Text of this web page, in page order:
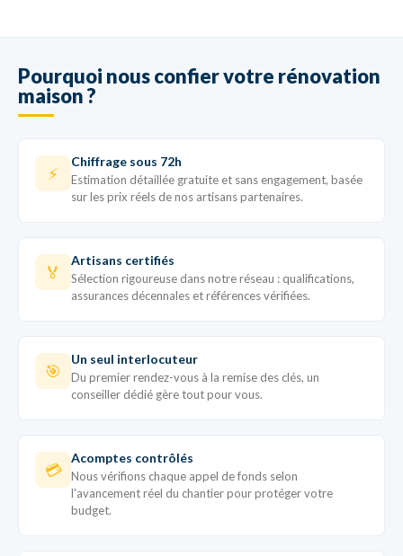
Pourquoi nous confier votre rénovation
maison ?
⚡
Chiffrage sous 72h
Estimation détaillée gratuite et sans engagement, basée
sur les prix réels de nos artisans partenaires.
🏅
Artisans certifiés
Sélection rigoureuse dans notre réseau : qualifications,
assurances décennales et références vérifiées.
🎯
Un seul interlocuteur
Du premier rendez-vous à la remise des clés, un
conseiller dédié gère tout pour vous.
💳
Acomptes contrôlés
Nous vérifions chaque appel de fonds selon
l'avancement réel du chantier pour protéger votre
budget.